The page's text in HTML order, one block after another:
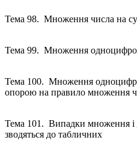
Тема 98. Множення числа на
Тема 99. Множення
Тема 100. Множення
опорою на правило множення
Тема 101. Випадки множення і
зводяться до табличних